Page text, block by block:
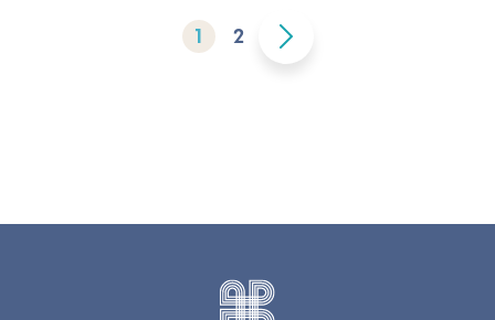
1 2